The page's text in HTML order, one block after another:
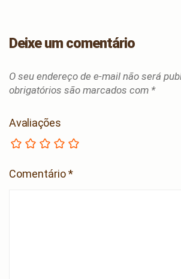
Deixe um comentário
O seu endereço de e-mail não será
obrigatórios são marcados com *
Avaliações
Comentário*